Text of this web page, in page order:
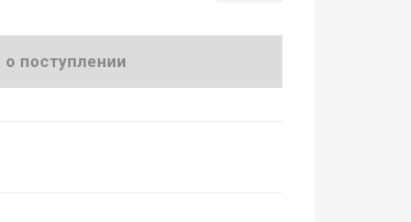
о поступлении